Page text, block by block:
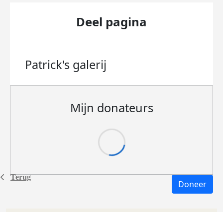
Terug
Deel pagina
Patrick's galerij
Mijn donateurs
Doneer